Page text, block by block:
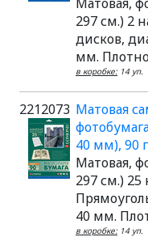
297 см.) 2
дисков,
мм.
в коробке: 14 уп.
2212073 Матовая
40 мм), 90
Матовая,
297 см.) 25
40 мм.
в коробке: 14 уп.